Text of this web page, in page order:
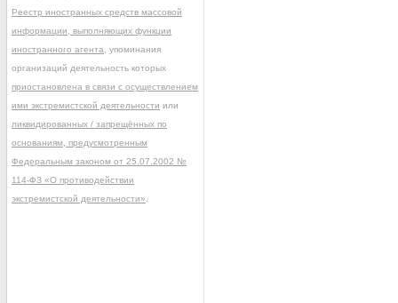
Реестр иностранных средств массовой
информации, выполняющих функции
иностранного агента , упоминания
организаций деятельность которых
приостановлена в связи с осуществлением
ими экстремистской деятельности или
ликвидированных / запрещённых по
основаниям, предусмотренным
Федеральным законом от 25.07.2002 №
114-ФЗ «О противодействии
экстремистской деятельности»